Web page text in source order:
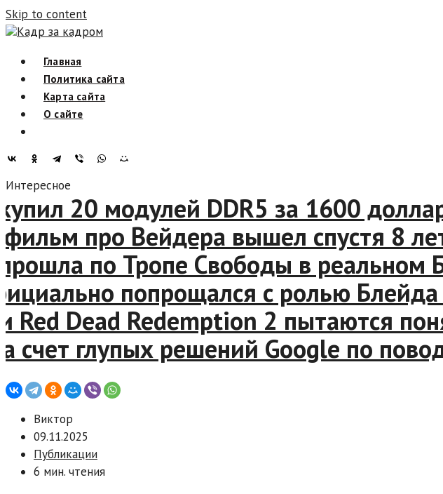
Skip to content
Кадр за кадром
Главная
Политика сайта
Карта сайта
О сайте
Интересное
20 модулей DDR5 за 1600
про Вейдера вышел спустя 8 лет
по Тропе Свободы в реальном
попрощался с ролью Блейда и
Dead Redemption 2 пытаются
глупых решений Google по
Виктор
09.11.2025
Публикации
6 мин. чтения